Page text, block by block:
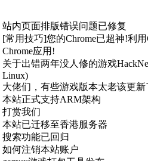
站内页面排版错误问题已修复
[常用技巧]您的Chrome已超神!利
Chrome应用!
关于出错两年没人修的游戏
Linux)
大佬们，有些游戏版本太老该更新
本站正式支持ARM架构
打赏我们
本站已迁移至香港服务器
搜索功能已回归
如何注销本站账户